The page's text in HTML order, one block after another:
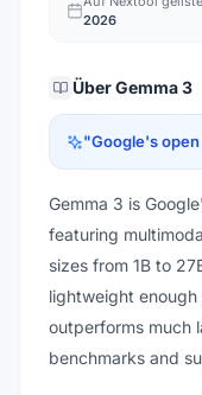
2026
ÜberGemma 3
"Google's
Gemma 3 is
featuring
sizes from 1B to
lightweight enough
outperforms much
benchmarks and